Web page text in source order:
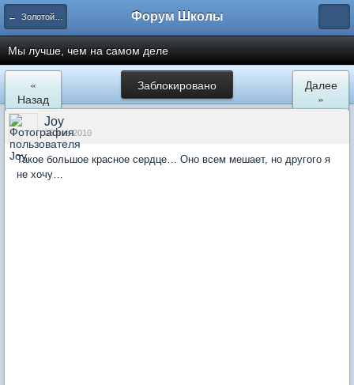
← Золотой фонд форума Форум Школы
Мы лучше, чем на самом деле
Заблокировано
«
Назад
Далее
»
Joy
05 янв 2010
Такое большое красное сердце… Оно всем мешает, но другого я
не хочу…